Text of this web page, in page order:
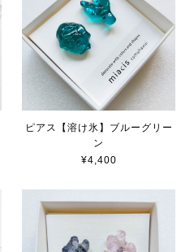
ピアス【溶け氷】ブルーグリー
ン
¥4,400